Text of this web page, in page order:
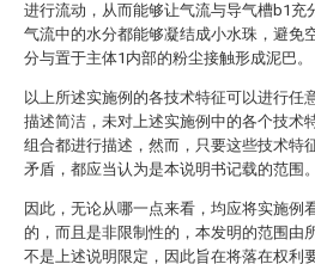
进行流动，从而能够让气流与导气槽b1充
气流中的水分都能够凝结成小水珠，避免
分与置于主体1内部的粉尘接触形成泥巴。
以上所述实施例的各技术特征可以进行任
描述简洁，未对上述实施例中的各个技术
组合都进行描述，然而，只要这些技术特
矛盾，都应当认为是本说明书记载的范围。
因此，无论从哪一点来看，均应将实施例
的，而且是非限制性的，本发明的范围由
不是上述说明限定，因此旨在将落在权利